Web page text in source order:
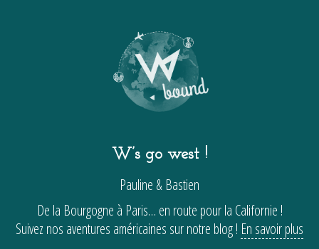
W’s go west !
Pauline & Bastien
De la Bourgogne à Paris… en route pour la Californie !
Suivez nos aventures américaines sur notre blog ! En savoir plus